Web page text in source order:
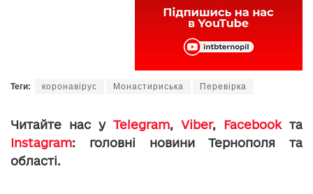
Теги: коронавірус Монастириська Перевірка
Читайте нас у Telegram, Viber, Facebookта
Instagram: головні новини Тернополя та
області.